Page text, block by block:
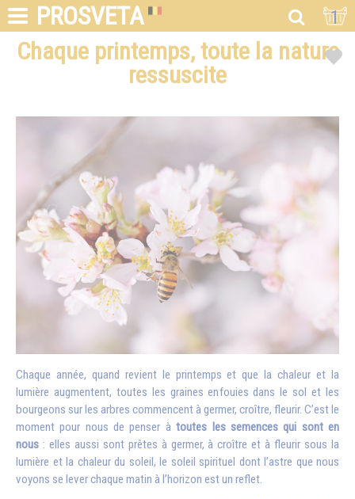
PROSVETA 1
Chaque printemps, toute la nature
ressuscite
Chaque année, quand revient le printemps et que la chaleur et la
lumière augmentent, toutes les graines enfouies dans le sol et les
bourgeons sur les arbres commencent à germer, croître, fleurir. C’est le
moment pour nous de penser àtoutes les semences qui sont en
nous : elles aussi sont prêtes à germer, à croître et à fleurir sous la
lumière et la chaleur du soleil, le soleil spirituel dont l’astre que nous
voyons se lever chaque matin à l’horizon est un reflet.